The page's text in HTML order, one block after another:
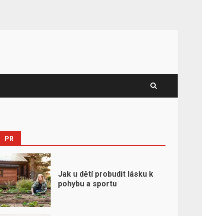
PR
Jak u dětí probudit lásku k
pohybu a sportu